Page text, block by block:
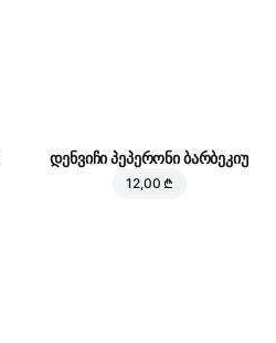
დენვიჩი პეპერონი ბარბეკიუ
12,00 ₾